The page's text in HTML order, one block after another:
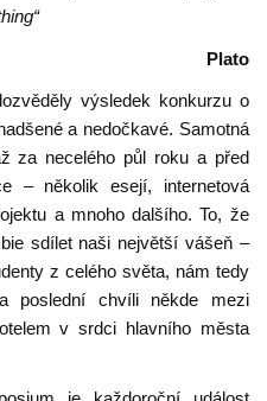
Plato
výsledek konkurzu o
a nedočkavé. Samotná
za necelého půl roku a před
– několik esejí, internetová
a mnoho dalšího. To, že
sdílet naši největší vášeň –
z celého světa, nám tedy
poslední chvíli někde mezi
v srdci hlavního města